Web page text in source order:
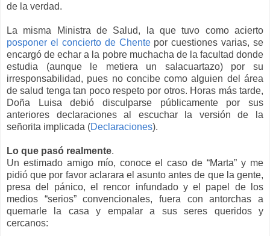
de la verdad.
La misma Ministra de Salud, la que tuvo como acierto
posponer el concierto de Chentepor cuestiones varias, se
encargó de echar a la pobre muchacha de la facultad donde
estudia (aunque le metiera un salacuartazo) por su
irresponsabilidad, pues no concibe como alguien del área
de salud tenga tan poco respeto por otros. Horas más tarde,
Doña Luisa debió disculparse públicamente por sus
anteriores declaraciones al escuchar la versión de la
señorita implicada (Declaraciones).
Lo que pasó realmente.
Un estimado amigo mío, conoce el caso de “Marta” y me
pidió que por favor aclarara el asunto antes de que la gente,
presa del pánico, el rencor infundado y el papel de los
medios “serios” convencionales, fuera con antorchas a
quemarle la casa y empalar a sus seres queridos y
cercanos: